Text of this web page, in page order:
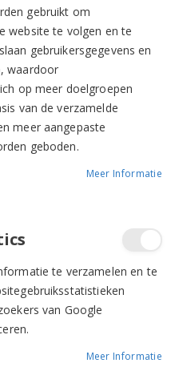
gebruikt om
website te volgen en te
gebruikersgegevens en
waardoor
op meer doelgroepen
van de verzamelde
meer aangepaste
geboden.
Meer Informatie
te verzamelen en te
van Google
Meer Informatie